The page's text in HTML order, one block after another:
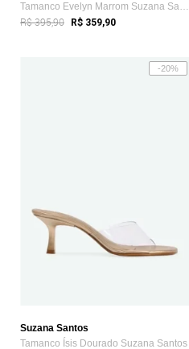
Tamanco Evelyn Marrom Suzana Santos
R$ 395,90 R$ 359,90
-20%
Suzana Santos
Tamanco Ísis Dourado Suzana Santos